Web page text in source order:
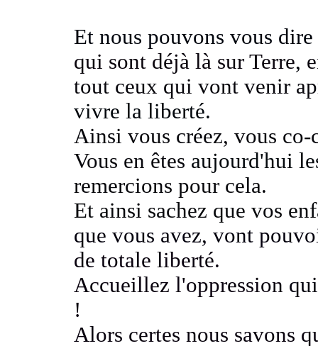
Et nous pouvons vous
qui sont déjà là sur Terre,
tout ceux qui vont venir
vivre la liberté.
Ainsi vous créez, vous co-
Vous en êtes aujourd'hui
remercions pour cela.
Et ainsi sachez que vos
que vous avez, vont
de totale liberté.
Accueillez l'oppression
!
Alors certes nous savons